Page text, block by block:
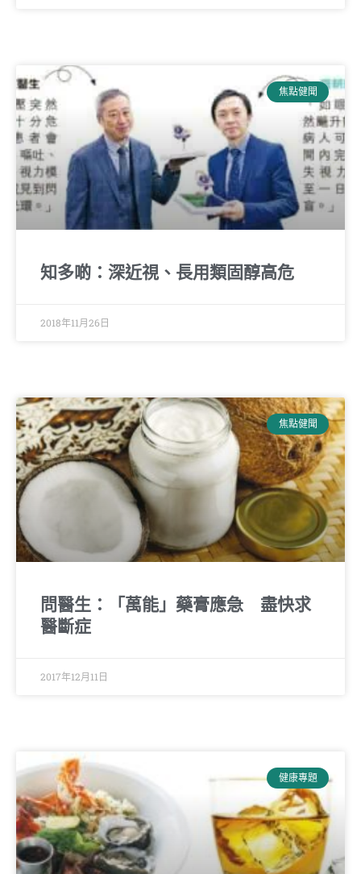
焦點健聞
知多啲：深近視、長用類固醇高危
2018年11月26日
焦點健聞
問醫生：「萬能」藥膏應急 盡快求
醫斷症
2017年12月11日
健康專題